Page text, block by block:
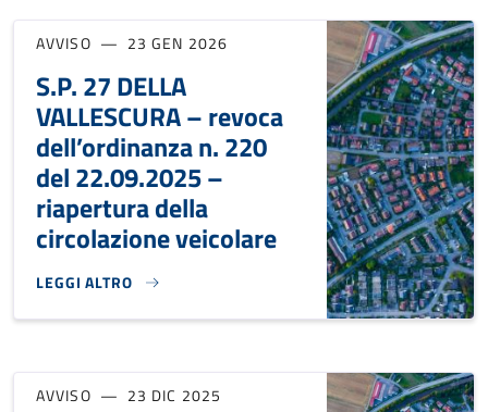
AVVISO 23 GEN 2026
S.P. 27 DELLA
VALLESCURA – revoca
dell’ordinanza n. 220
del 22.09.2025 –
riapertura della
circolazione veicolare
LEGGI ALTRO
S.P. 27 DELLA VALLESCURA – REVOCA DELL’ORDINANZA
AVVISO 23 DIC 2025